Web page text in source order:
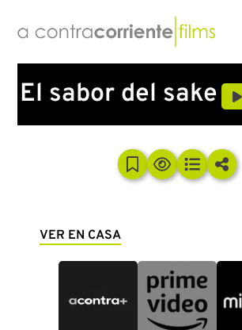
El sabor del sake
VER EN CASA